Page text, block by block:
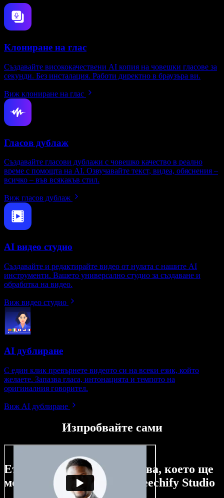
Клониране на глас
Създавайте висококачествени AI копия на човешки гласове за
секунди. Без инсталация. Работи директно в браузъра ви.
Виж клониране на глас
Гласов дублаж
Създавайте гласови дублажи с човешко качество в реално
време с помощта на AI. Озвучавайте текст, видеа, обяснения –
всичко – във всякакъв стил.
Виж гласов дублаж
AI видео студио
Създавайте и редактирайте видео от нулата с нашите AI
инструменти. Вашето универсално студио за създаване и
обработка на видео.
Виж видео студио
AI дублиране
С един клик превърнете видеото си на всеки език, който
желаете. Запазва гласа, интонацията и темпото на
оригиналния говорител.
Виж AI дублиране
Изпробвайте сами
Ето само малка част от това, което ще
можете да правите със Speechify Studio